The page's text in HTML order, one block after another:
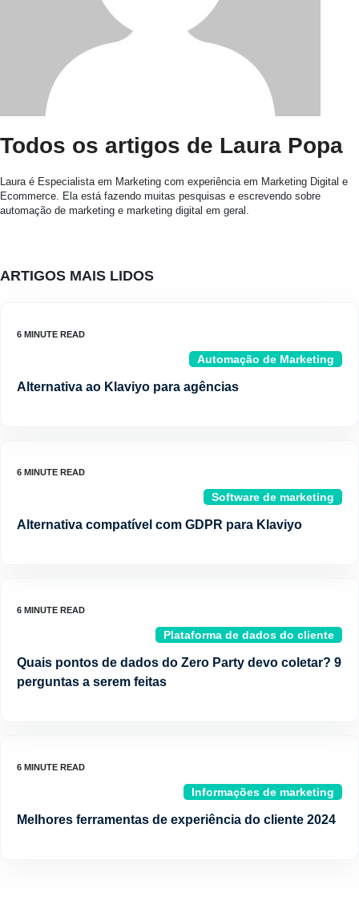
Todos os artigos de Laura Popa
Laura é Especialista em Marketing com experiência em Marketing Digital e
Ecommerce. Ela está fazendo muitas pesquisas e escrevendo sobre
automação de marketing e marketing digital em geral.
ARTIGOS MAIS LIDOS
Automação de Marketing
Alternativa ao Klaviyo para agências
Software de marketing
Alternativa compatível com GDPR para Klaviyo
Plataforma de dados do cliente
Quais pontos de dados do Zero Party devo coletar? 9
perguntas a serem feitas
Informações de marketing
Melhores ferramentas de experiência do cliente 2024